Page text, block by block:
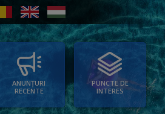
ANUNȚURI
RECENTE
PUNCTE DE
INTERES